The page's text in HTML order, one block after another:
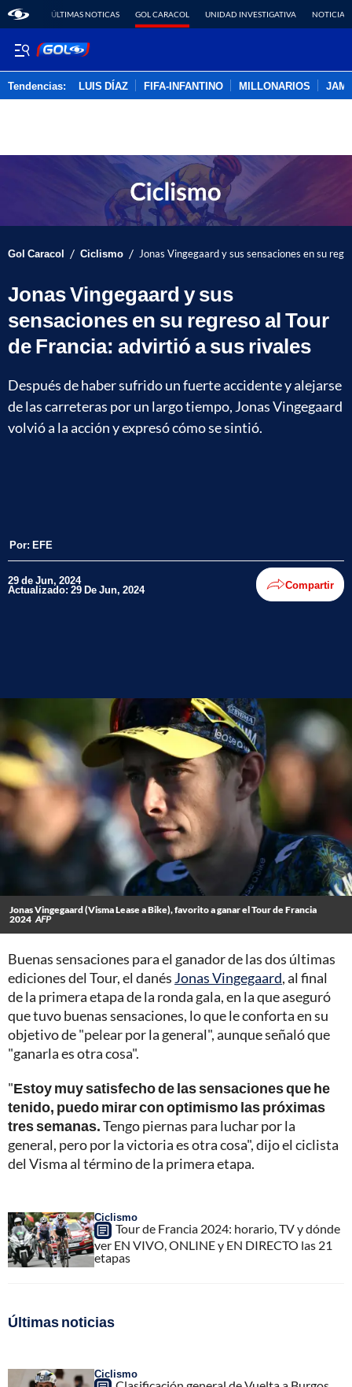
ÚLTIMAS NOTICAS GOL CARACOL UNIDAD INVESTIGATIVA NOTICIAS
Tendencias: LUIS DÍAZ FIFA-INFANTINO MILLONARIOS
Gol Caracol / Ciclismo / Jonas Vingegaard y sus sensaciones en su
Jonas Vingegaard y sus
sensaciones en su regreso al Tour
de Francia: advirtió a sus rivales
Después de haber sufrido un fuerte accidente y alejarse
de las carreteras por un largo tiempo, Jonas Vingegaard
volvió a la acción y expresó cómo se sintió.
Por: EFE
29 de Jun, 2024
Actualizado: 29 De Jun, 2024 Compartir
Jonas Vingegaard (Visma Lease a Bike), favorito a ganar el Tour de Francia
2024 AFP
Buenas sensaciones para el ganador de las dos últimas
ediciones del Tour, el danés Jonas Vingegaard, al final
de la primera etapa de la ronda gala, en la que aseguró
que tuvo buenas sensaciones, lo que le conforta en su
objetivo de "pelear por la general", aunque señaló que
"ganarla es otra cosa".
"Estoy muy satisfecho de las sensaciones que he
tenido, puedo mirar con optimismo las próximas
tres semanas.Tengo piernas para luchar por la
general, pero por la victoria es otra cosa", dijo el ciclista
del Visma al término de la primera etapa.
Ciclismo
Tour de Francia 2024: horario, TV y dónde
ver EN VIVO, ONLINE y EN DIRECTO las 21
etapas
Últimas noticias
Ciclismo